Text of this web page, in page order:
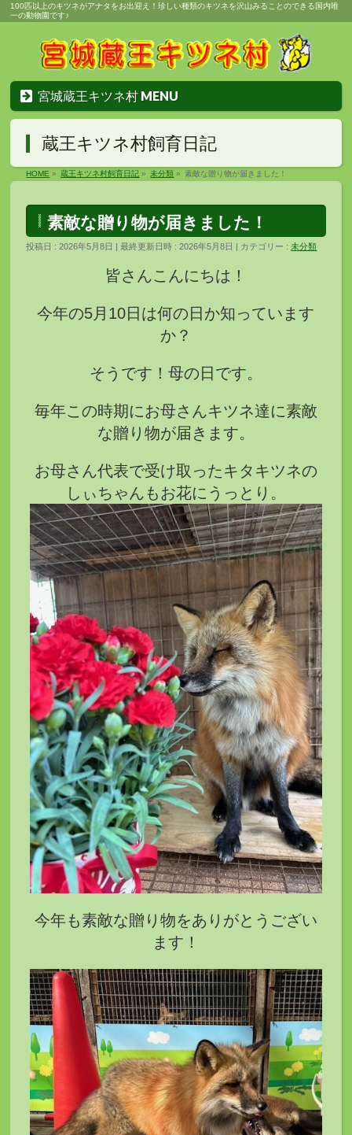
100匹以上のキツネがアナタをお出迎え！珍しい種類のキツネを沢山みることのできる国内唯
一の動物園です♪
宮城蔵王キツネ村 MENU
蔵王キツネ村飼育日記
HOME » 蔵王キツネ村飼育日記 » 未分類 » 素敵な贈り物が届きました！
素敵な贈り物が届きました！
投稿日 : 2026年5月8日 最終更新日時 : 2026年5月8日 カテゴリー :未分類
皆さんこんにちは！
今年の5月10日は何の日か知っています
か？
そうです！母の日です。
毎年この時期にお母さんキツネ達に素敵
な贈り物が届きます。
お母さん代表で受け取ったキタキツネの
しぃちゃんもお花にうっとり。
今年も素敵な贈り物をありがとうござい
ます！